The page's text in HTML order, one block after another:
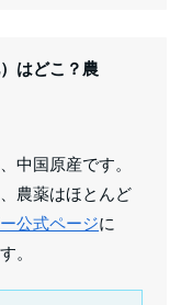
はどこ？農
中国原産です。
農薬はほとんど
公式ページに
。